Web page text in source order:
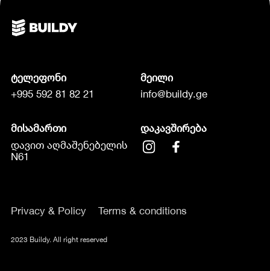
ტელეფონი
+995 592 81 82 21
მეილი
info@buildy.ge
მისამართი
დავით აღმაშენებელის
N61
დაკავშირება
Privacy & Policy Terms & conditions
2023 Buildy. All right reserved